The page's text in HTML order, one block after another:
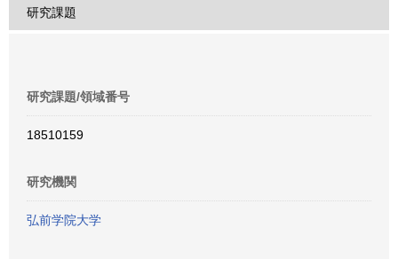
研究課題
研究課題/領域番号
18510159
研究機関
弘前学院大学